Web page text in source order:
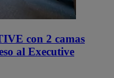
con 2 camas
al Executive